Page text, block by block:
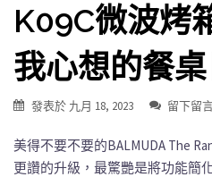
K09C微波烤
我心想的餐
發表於 九月 18, 2023 留下留
美得不要不要的BALMUDA The
更讚的升級，最驚艷是將功能簡